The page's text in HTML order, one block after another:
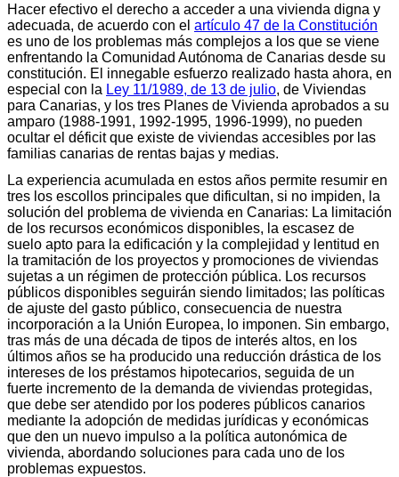
Hacer efectivo el derecho a acceder a una vivienda digna y
adecuada, de acuerdo con el artículo 47 de la Constitución
es uno de los problemas más complejos a los que se viene
enfrentando la Comunidad Autónoma de Canarias desde su
constitución. El innegable esfuerzo realizado hasta ahora, en
especial con la Ley 11/1989, de 13 de julio, de Viviendas
para Canarias, y los tres Planes de Vivienda aprobados a su
amparo (1988-1991, 1992-1995, 1996-1999), no pueden
ocultar el déficit que existe de viviendas accesibles por las
familias canarias de rentas bajas y medias.
La experiencia acumulada en estos años permite resumir en
tres los escollos principales que dificultan, si no impiden, la
solución del problema de vivienda en Canarias: La limitación
de los recursos económicos disponibles, la escasez de
suelo apto para la edificación y la complejidad y lentitud en
la tramitación de los proyectos y promociones de viviendas
sujetas a un régimen de protección pública. Los recursos
públicos disponibles seguirán siendo limitados; las políticas
de ajuste del gasto público, consecuencia de nuestra
incorporación a la Unión Europea, lo imponen. Sin embargo,
tras más de una década de tipos de interés altos, en los
últimos años se ha producido una reducción drástica de los
intereses de los préstamos hipotecarios, seguida de un
fuerte incremento de la demanda de viviendas protegidas,
que debe ser atendido por los poderes públicos canarios
mediante la adopción de medidas jurídicas y económicas
que den un nuevo impulso a la política autonómica de
vivienda, abordando soluciones para cada uno de los
problemas expuestos.